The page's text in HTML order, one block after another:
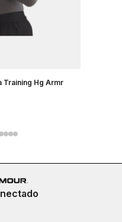
Training Hg Armr